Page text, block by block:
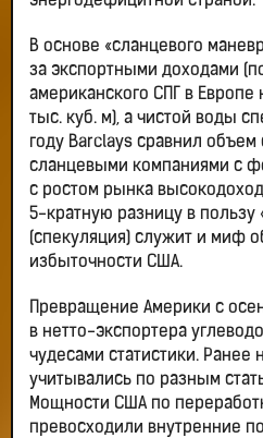
В основе «сланцевого
за экспортными доходами
американского СПГ в Европе
тыс. куб. м), а чистой воды
году Barclays сравнил
сланцевыми компаниями с
с ростом рынка
5-кратную разницу в пользу
(спекуляция) служит и миф
избыточности США.
Превращение Америки с
в нетто-экспортера
чудесами статистики.
учитывались по разным
Мощности США по
превосходили внутренние